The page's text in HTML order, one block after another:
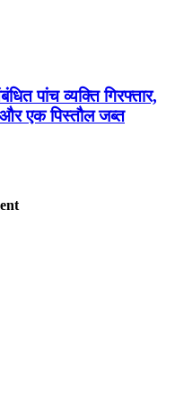
पांच व्यक्ति गिरफ्तार,
एक पिस्तौल जब्त